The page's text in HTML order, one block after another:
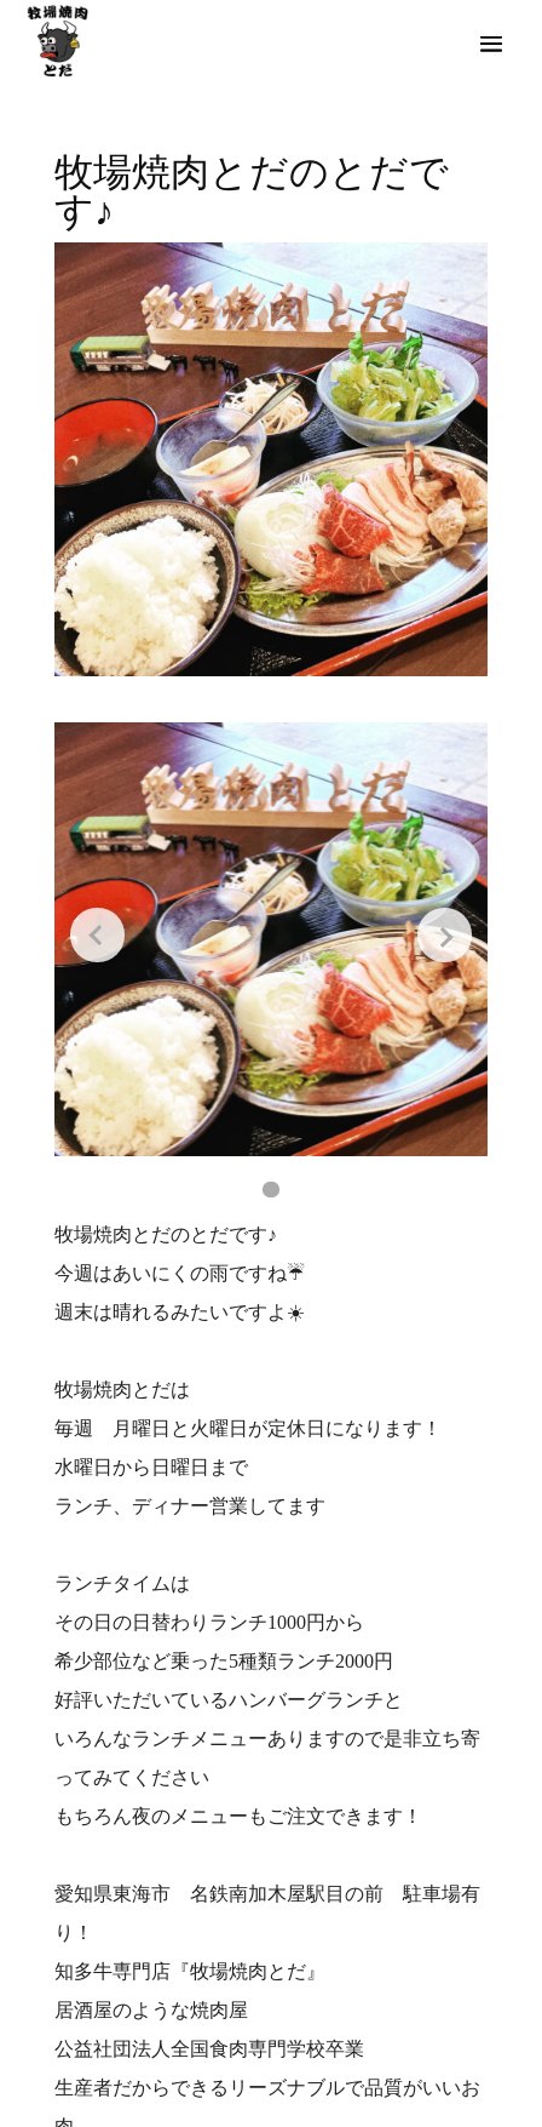
牧場焼肉とだのとだで
す♪
牧場焼肉とだのとだです♪
今週はあいにくの雨ですね☔️
週末は晴れるみたいですよ☀️
牧場焼肉とだは
毎週 月曜日と火曜日が定休日になります！
水曜日から日曜日まで
ランチ、ディナー営業してます
ランチタイムは
その日の日替わりランチ1000円から
希少部位など乗った5種類ランチ2000円
好評いただいているハンバーグランチと
いろんなランチメニューありますので是非立ち寄
ってみてください
もちろん夜のメニューもご注文できます！
愛知県東海市 名鉄南加木屋駅目の前 駐車場有
り！⠀
知多牛専門店『牧場焼肉とだ』⠀
居酒屋のような焼肉屋
公益社団法人全国食肉専門学校卒業⠀
生産者だからできるリーズナブルで品質がいいお